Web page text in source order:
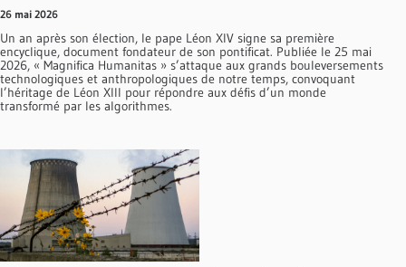
26 mai 2026
Un an après son élection, le pape Léon XIV signe sa première
encyclique, document fondateur de son pontificat. Publiée le 25 mai
2026, « Magnifica Humanitas » s’attaque aux grands bouleversements
technologiques et anthropologiques de notre temps, convoquant
l’héritage de Léon XIII pour répondre aux défis d’un monde
transformé par les algorithmes.